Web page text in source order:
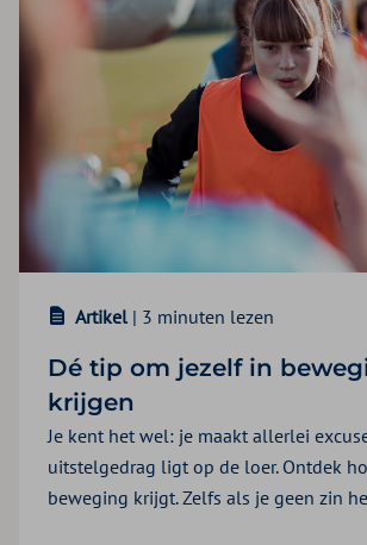
Artikel | 3 minuten lezen
Dé tip om jezelf in
krijgen
Je kent het wel: je maakt allerlei
uitstelgedrag ligt op de loer. Ontdek
beweging krijgt. Zelfs als je geen zin